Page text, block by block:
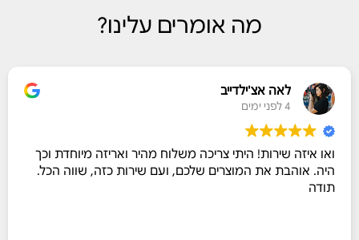
מה אומרים עלינו?
לאה אצ'ילדייב
4 לפני ימים
ואו איזה שירות! היתי צריכה משלוח מהיר ואריזה מיוחדת וכך
היה. אוהבת את המוצרים שלכם, ועם שירות כזה, שווה הכל.
תודה